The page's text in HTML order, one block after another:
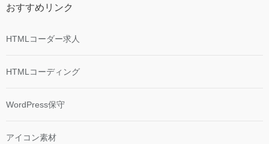
おすすめリンク
HTMLコーダー求人
HTMLコーディング
WordPress保守
アイコン素材